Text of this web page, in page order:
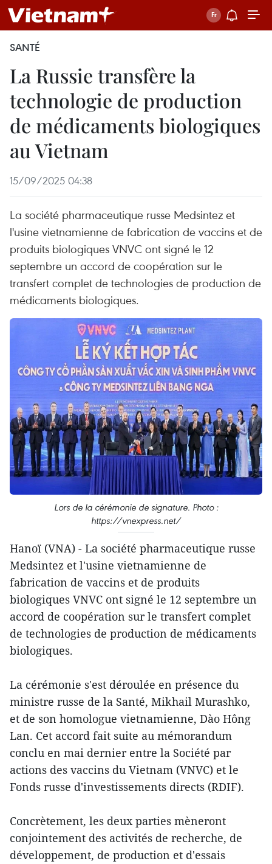
SANTÉ
La Russie transfère la
technologie de production
de médicaments biologiques
au Vietnam
15/09/2025 04:38
La société pharmaceutique russe Medsintez et
l'usine vietnamienne de fabrication de vaccins et de
produits biologiques VNVC ont signé le 12
septembre un accord de coopération sur le
transfert complet de technologies de production de
médicaments biologiques.
Lors de la cérémonie de signature. Photo :
https://vnexpress.net/
Hanoï (VNA) - La société pharmaceutique russe
Medsintez et l'usine vietnamienne de
fabrication de vaccins et de produits
biologiques VNVC ont signé le 12 septembre un
accord de coopération sur le transfert complet
de technologies de production de médicaments
biologiques.
La cérémonie s'est déroulée en présence du
ministre russe de la Santé, Mikhail Murashko,
et de son homologue vietnamienne, Dào Hông
Lan. Cet accord fait suite au mémorandum
conclu en mai dernier entre la Société par
actions des vaccins du Vietnam (VNVC) et le
Fonds russe d'investissements directs (RDIF).
Concrètement, les deux parties mèneront
conjointement des activités de recherche, de
développement, de production et d'essais